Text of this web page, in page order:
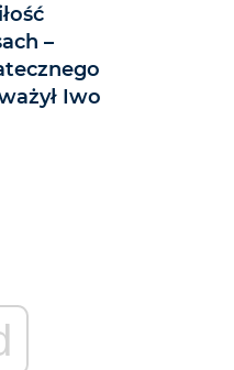
–
Iwo